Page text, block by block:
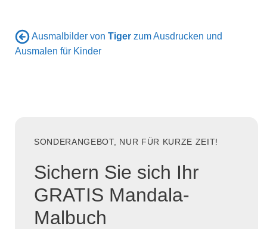
Ausmalbilder von Tiger zum Ausdrucken und
Ausmalen für Kinder
SONDERANGEBOT, NUR FÜR KURZE ZEIT!
Sichern Sie sich Ihr
GRATIS Mandala-
Malbuch